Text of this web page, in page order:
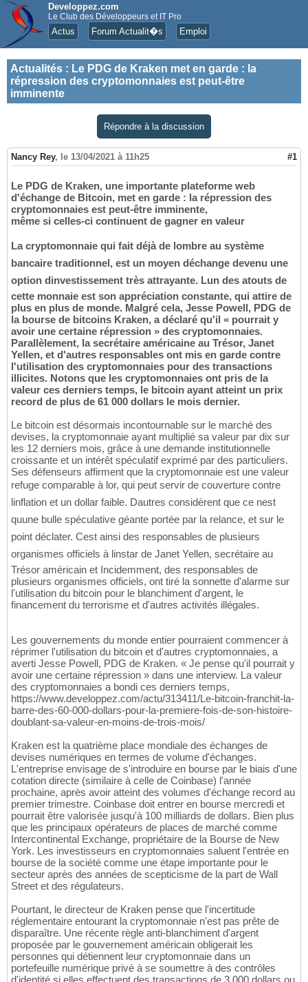
Developpez.com
Le Club des Développeurs et IT Pro
Actus Forum Actualit�s Emploi
Actualités : Le PDG de Kraken met en garde : la
répression des cryptomonnaies est peut-être
imminente
Répondre à la discussion
Nancy Rey, le 13/04/2021 à 11h25 #1
Le PDG de Kraken, une importante plateforme web
d'échange de Bitcoin, met en garde : la répression des
cryptomonnaies est peut-être imminente,
même si celles-ci continuent de gagner en valeur
La cryptomonnaie qui fait déjà de lombre au système
bancaire traditionnel, est un moyen déchange devenu une
option dinvestissement très attrayante. Lun des atouts de
cette monnaie est son appréciation constante, qui attire de
plus en plus de monde. Malgré cela, Jesse Powell, PDG de
la bourse de bitcoins Kraken, a déclaré qu'il « pourrait y
avoir une certaine répression » des cryptomonnaies.
Parallèlement, la secrétaire américaine au Trésor, Janet
Yellen, et d'autres responsables ont mis en garde contre
l'utilisation des cryptomonnaies pour des transactions
illicites. Notons que les cryptomonnaies ont pris de la
valeur ces derniers temps, le bitcoin ayant atteint un prix
record de plus de 61 000 dollars le mois dernier.
Le bitcoin est désormais incontournable sur le marché des
devises, la cryptomonnaie ayant multiplié sa valeur par dix sur
les 12 derniers mois, grâce à une demande institutionnelle
croissante et un intérêt spéculatif exprimé par des particuliers.
Ses défenseurs affirment que la cryptomonnaie est une valeur
refuge comparable à lor, qui peut servir de couverture contre
linflation et un dollar faible. Dautres considèrent que ce nest
quune bulle spéculative géante portée par la relance, et sur le
point déclater. Cest ainsi des responsables de plusieurs
organismes officiels à linstar de Janet Yellen, secrétaire au
Trésor américain et Incidemment, des responsables de
plusieurs organismes officiels, ont tiré la sonnette d'alarme sur
l'utilisation du bitcoin pour le blanchiment d'argent, le
financement du terrorisme et d'autres activités illégales.
Les gouvernements du monde entier pourraient commencer à
réprimer l'utilisation du bitcoin et d'autres cryptomonnaies, a
averti Jesse Powell, PDG de Kraken. « Je pense qu'il pourrait y
avoir une certaine répression » dans une interview. La valeur
des cryptomonnaies a bondi ces derniers temps,
https://www.developpez.com/actu/313411/Le-bitcoin-franchit-la-
barre-des-60-000-dollars-pour-la-premiere-fois-de-son-histoire-
doublant-sa-valeur-en-moins-de-trois-mois/
Kraken est la quatrième place mondiale des échanges de
devises numériques en termes de volume d'échanges.
L'entreprise envisage de s'introduire en bourse par le biais d'une
cotation directe (similaire à celle de Coinbase) l'année
prochaine, après avoir atteint des volumes d'échange record au
premier trimestre. Coinbase doit entrer en bourse mercredi et
pourrait être valorisée jusqu'à 100 milliards de dollars. Bien plus
que les principaux opérateurs de places de marché comme
Intercontinental Exchange, propriétaire de la Bourse de New
York. Les investisseurs en cryptomonnaies saluent l'entrée en
bourse de la société comme une étape importante pour le
secteur après des années de scepticisme de la part de Wall
Street et des régulateurs.
Pourtant, le directeur de Kraken pense que l'incertitude
réglementaire entourant la cryptomonnaie n'est pas prête de
disparaître. Une récente règle anti-blanchiment d'argent
proposée par le gouvernement américain obligerait les
personnes qui détiennent leur cryptomonnaie dans un
portefeuille numérique privé à se soumettre à des contrôles